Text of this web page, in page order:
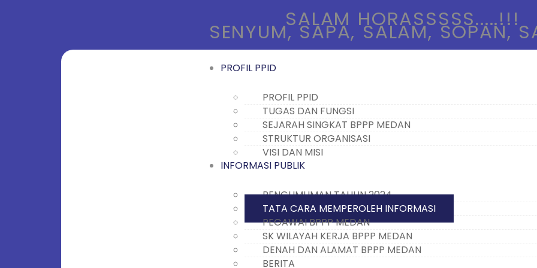
SALAM HORASSSSS.....!!!
SENYUM, SAPA, SALAM, SOPAN,
PROFIL PPID
PROFIL PPID
TUGAS DAN FUNGSI
SEJARAH SINGKAT BPPP MEDAN
STRUKTUR ORGANISASI
VISI DAN MISI
INFORMASI PUBLIK
PENGUMUMAN TAHUN 2024
TATA CARA MEMPEROLEH INFORMASI
PEGAWAI BPPP MEDAN
SK WILAYAH KERJA BPPP MEDAN
DENAH DAN ALAMAT BPPP MEDAN
BERITA